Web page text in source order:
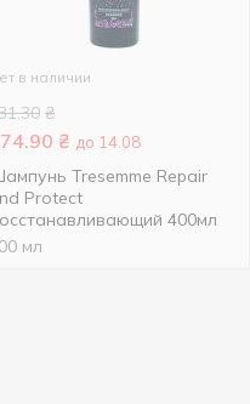
в наличии
₴
₴ до 14.08
Tresemme Repair
Protect
400мл
мл